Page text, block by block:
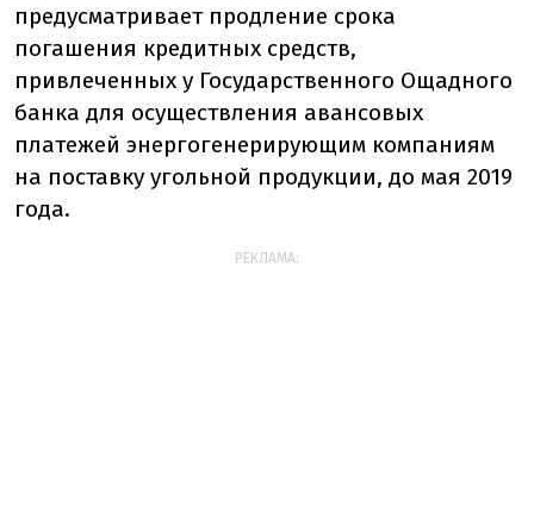
предусматривает продление срока
погашения кредитных средств,
привлеченных у Государственного Ощадного
банка для осуществления авансовых
платежей энергогенерирующим компаниям
на поставку угольной продукции, до мая 2019
года.
РЕКЛАМА: